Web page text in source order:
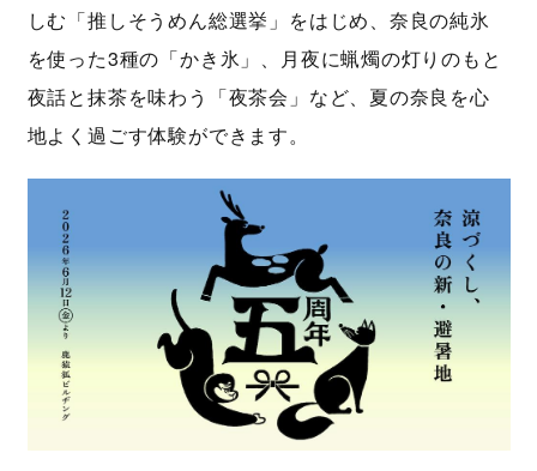
しむ「推しそうめん総選挙」をはじめ、奈良の純氷
を使った3種の「かき氷」、月夜に蝋燭の灯りのもと
夜話と抹茶を味わう「夜茶会」など、夏の奈良を心
地よく過ごす体験ができます。